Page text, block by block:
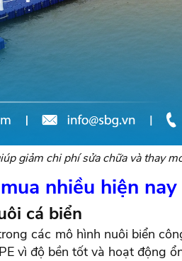
giảm chi phí sửa chữa và thay
nhiều hiện nay
cá biển
các mô hình nuôi biển
vì độ bền tốt và hoạt động